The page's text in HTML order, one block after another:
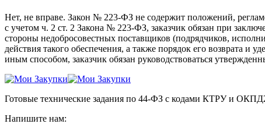
Нет, не вправе. Закон № 223-ФЗ не содержит положений,
с учетом ч. 2 ст. 2 Закона № 223-ФЗ, заказчик обязан при
стороны недобросовестных поставщиков (подрядчиков,
действия такого обеспечения, а также порядок его возврата
иным способом, заказчик обязан руководствоваться
Готовые технические задания по 44-ФЗ с кодами КТРУ и
Напишите нам: